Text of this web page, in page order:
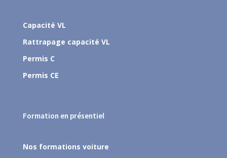
Capacité VL
Rattrapage capacité VL
Permis C
Permis CE
Formation en présentiel
Nos formations voiture